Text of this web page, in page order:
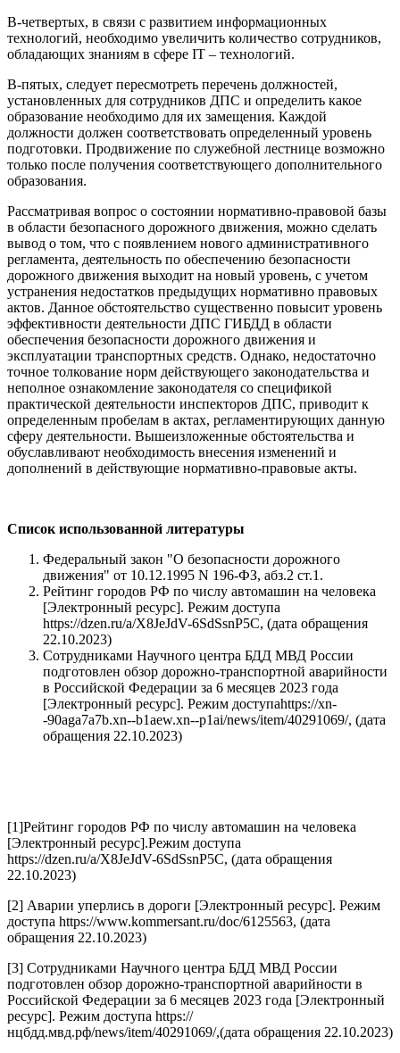
В-четвертых, в связи с развитием информационных
технологий, необходимо увеличить количество сотрудников,
обладающих знаниям в сфере IT – технологий.
В-пятых, следует пересмотреть перечень должностей,
установленных для сотрудников ДПС и определить какое
образование необходимо для их замещения. Каждой
должности должен соответствовать определенный уровень
подготовки. Продвижение по служебной лестнице возможно
только после получения соответствующего дополнительного
образования.
Рассматривая вопрос о состоянии нормативно-правовой базы
в области безопасного дорожного движения, можно сделать
вывод о том, что с появлением нового административного
регламента, деятельность по обеспечению безопасности
дорожного движения выходит на новый уровень, с учетом
устранения недостатков предыдущих нормативно правовых
актов. Данное обстоятельство существенно повысит уровень
эффективности деятельности ДПС ГИБДД в области
обеспечения безопасности дорожного движения и
эксплуатации транспортных средств. Однако, недостаточно
точное толкование норм действующего законодательства и
неполное ознакомление законодателя со спецификой
практической деятельности инспекторов ДПС, приводит к
определенным пробелам в актах, регламентирующих данную
сферу деятельности. Вышеизложенные обстоятельства и
обуславливают необходимость внесения изменений и
дополнений в действующие нормативно-правовые акты.
Список использованной литературы
Федеральный закон "О безопасности дорожного
движения" от 10.12.1995 N 196-ФЗ, абз.2 ст.1.
Рейтинг городов РФ по числу автомашин на человека
[Электронный ресурс]. Режим доступа
https://dzen.ru/a/X8JeJdV-6SdSsnP5С, (дата обращения
22.10.2023)
Сотрудниками Научного центра БДД МВД России
подготовлен обзор дорожно-транспортной аварийности
в Российской Федерации за 6 месяцев 2023 года
[Электронный ресурс]. Режим доступаhttps://xn-
-90aga7a7b.xn--b1aew.xn--p1ai/news/item/40291069/, (дата
обращения 22.10.2023)
[1]Рейтинг городов РФ по числу автомашин на человека
[Электронный ресурс].Режим доступа
https://dzen.ru/a/X8JeJdV-6SdSsnP5С, (дата обращения
22.10.2023)
[2] Аварии уперлись в дороги [Электронный ресурс]. Режим
доступа https://www.kommersant.ru/doc/6125563, (дата
обращения 22.10.2023)
[3] Сотрудниками Научного центра БДД МВД России
подготовлен обзор дорожно-транспортной аварийности в
Российской Федерации за 6 месяцев 2023 года [Электронный
ресурс]. Режим доступа https://
нцбдд.мвд.рф/news/item/40291069/,(дата обращения 22.10.2023)